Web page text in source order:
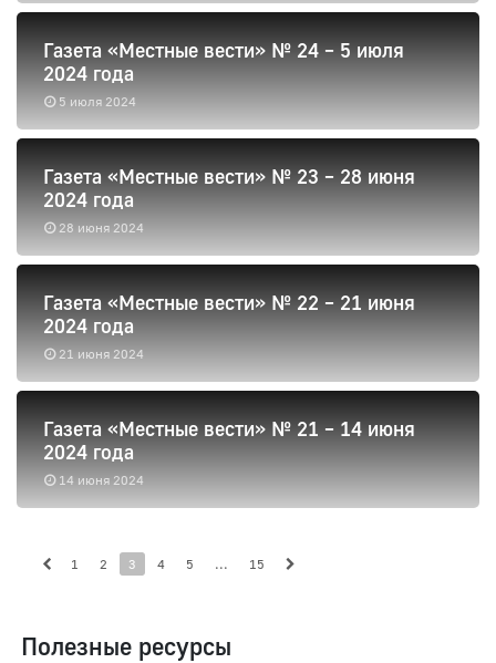
5 июля 2024
Газета «Местные вести» № 24 – 5 июля
2024 года
28 июня 2024
Газета «Местные вести» № 23 – 28 июня
2024 года
21 июня 2024
Газета «Местные вести» № 22 – 21 июня
2024 года
14 июня 2024
Газета «Местные вести» № 21 – 14 июня
2024 года
1 2 3 4 5 ... 15
Полезные ресурсы